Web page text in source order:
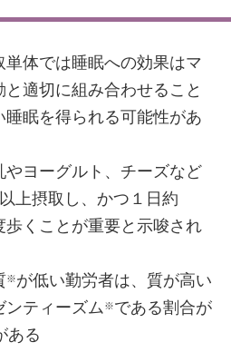
単体では睡眠への効果はマ
適切に組み合わせること
眠を得られる可能性があ
やヨーグルト、チーズなど
上摂取し、かつ１日約
歩くことが重要と示唆され
※が低い勤労者は、質が高い
ンティーズム※である割合が
ある